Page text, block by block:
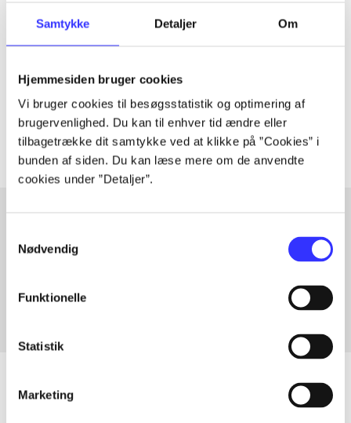
Samtykke Detaljer Om
Hjemmesiden bruger cookies
Vi bruger cookies til besøgsstatistik og optimering af
brugervenlighed. Du kan til enhver tid ændre eller
tilbagetrække dit samtykke ved at klikke på ”Cookies” i
bunden af siden. Du kan læse mere om de anvendte
cookies under ”Detaljer”.
Nødvendig
Funktionelle
Statistik
Marketing
Artiklen er en del af
Tidsskrift
Artiklerne i handler ofte om
Artikler med samme emner